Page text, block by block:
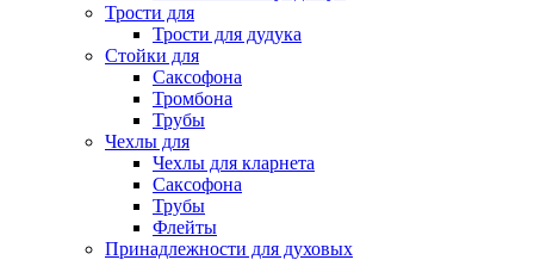
Трости для
Трости для дудука
Стойки для
Саксофона
Тромбона
Трубы
Чехлы для
Чехлы для кларнета
Саксофона
Трубы
Флейты
Принадлежности для духовых